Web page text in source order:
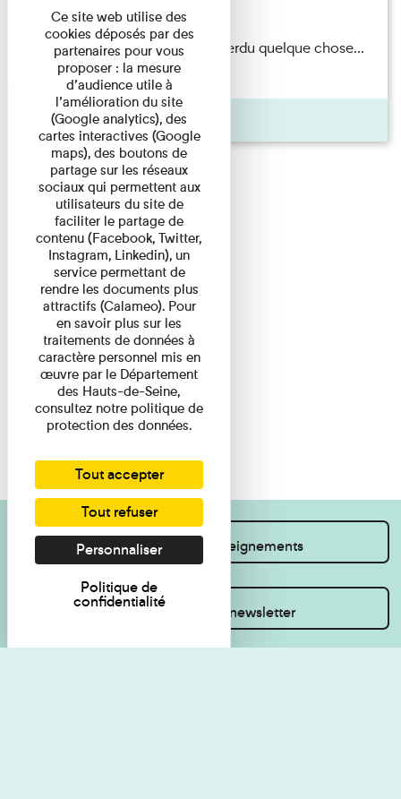
Du 15/08/2026 au 15/08/2026
Il semblerait qu’Albert Kahn a perdu quelque chose...
Accompagnés d’une ...
Agenda
Je souhaite des renseignements
Inscrivez-vous à la newsletter
Ce site web utilise des
cookies déposés par des
partenaires pour vous
proposer : la mesure
d’audience utile à
l’amélioration du site
(Google analytics), des
cartes interactives (Google
maps), des boutons de
partage sur les réseaux
sociaux qui permettent aux
utilisateurs du site de
faciliter le partage de
contenu (Facebook, Twitter,
Instagram, Linkedin), un
service permettant de
rendre les documents plus
attractifs (Calameo). Pour
en savoir plus sur les
traitements de données à
caractère personnel mis en
œuvre par le Département
des Hauts-de-Seine,
consultez notre politique de
protection des données.
Tout accepter
Tout refuser
Personnaliser
Politique de
confidentialité